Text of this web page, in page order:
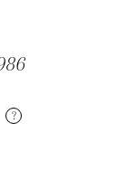
?